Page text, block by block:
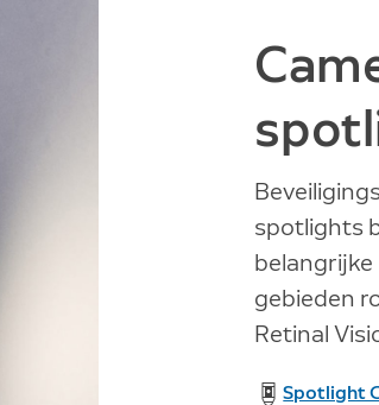
spotlights
gebieden
Retinal
Spotlight